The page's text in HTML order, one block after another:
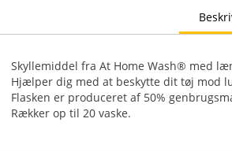
Skyllemiddel fra At Home Wash® med
Hjælper dig med at beskytte dit tøj mod
Flasken er produceret af 50%